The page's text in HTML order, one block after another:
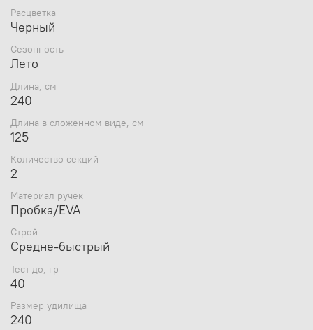
Расцветка
Черный
Сезонность
Лето
Длина, см
240
Длина в сложенном виде, см
125
Количество секций
2
Материал ручек
Пробка/EVA
Строй
Средне-быстрый
Тест до, гр
40
Размер удилища
240